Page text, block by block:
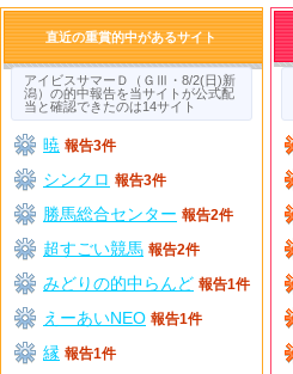
直近の重賞的中があるサイト
アイビスサマーＤ（ＧⅢ・8/2(日)新
潟）の的中報告を当サイトが公式配
当と確認できたのは14サイト
暁 報告3件
シンクロ 報告3件
勝馬総合センター 報告2件
超すごい競馬 報告2件
みどりの的中らんど 報告1件
えーあいNEO 報告1件
縁 報告1件